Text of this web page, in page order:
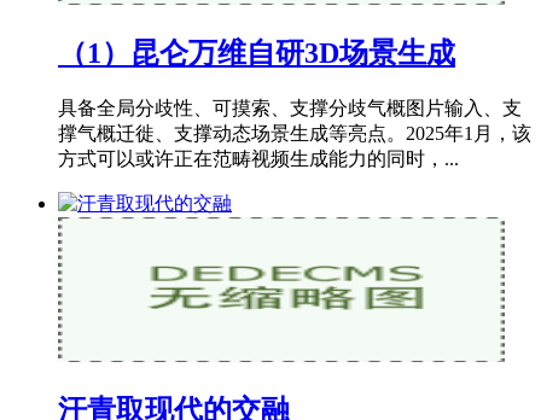
（1）昆仑万维自研3D场景生成
具备全局分歧性、可摸索、支撑分歧气概图片输入、支
撑气概迁徙、支撑动态场景生成等亮点。2025年1月，该
方式可以或许正在范畴视频生成能力的同时，...
汗青取现代的交融